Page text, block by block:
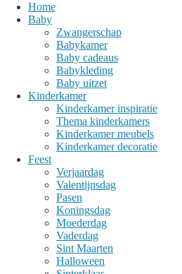
Home
Baby
Zwangerschap
Babykamer
Baby cadeaus
Babykleding
Baby uitzet
Kinderkamer
Kinderkamer inspiratie
Thema kinderkamers
Kinderkamer meubels
Kinderkamer decoratie
Feest
Verjaardag
Valentijnsdag
Pasen
Koningsdag
Moederdag
Vaderdag
Sint Maarten
Halloween